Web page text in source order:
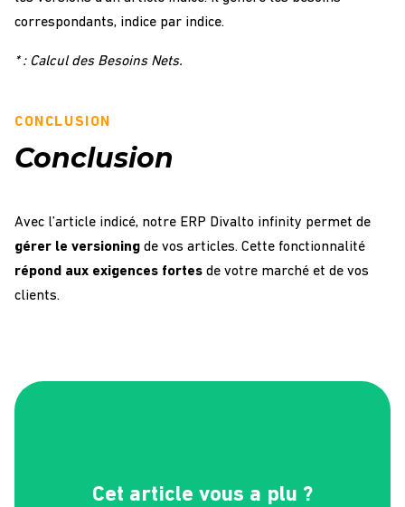
correspondants, indice par indice.
* : Calcul des Besoins Nets.
CONCLUSION
Conclusion
Avec l’article indicé, notre ERP Divalto infinity permet de
gérer le versioning de vos articles. Cette fonctionnalité
répond aux exigences fortes de votre marché et de vos
clients.
Cet article vous a plu ?